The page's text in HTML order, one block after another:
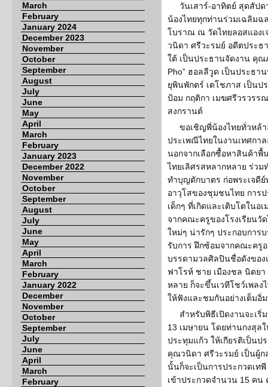
March
February
January 2024
December 2023
November
October
September
August
July
June
May
April
March
February
January 2023
December 2022
November
October
September
August
July
June
May
April
March
February
January 2022
December
November
October
September
July
June
April
March
February
วันเสาร์-อาทิตย์ สุดสัป
น้องไทยทุกท่านร่วมเฉลิมฉ
โบราณ ณ วัดไทยลอสแอง
วนิดา ศรีวะรมย์ อดีตประ
ใต้ เป็นประธานจัดงาน คุณ
Pho” ฮอลลีวูด เป็นประธา
ยุพินพักตร์ เตโชภาส เป็นป
ป้อม กฤติกา เมฆศรีวรวรร
สงกรานต์
ขอเชิญพี่น้องไทยทั่วหล้
ประเพณีไทยในงานเทศกา
นอกจากเลือกซื้อหาสินค้าพื้
ไทยเลิศรสหลากหลาย ร่ว
ทำบุญตักบาตร ก่อพระเจดี
อาวุโสของชุมชนไทย การ
เด็กๆ ที่เกิดและเติบโตในอ
จากคณะครูของโรงเรียนวั
ใหม่ๆ น่ารักๆ ประกอบการ
รับการ ฝึกซ้อมจากคณะครู
บรรดามวลศิลปินชื่อดังของ
ฟาโรห์ ชาย เมืองชล นิตย
หลาย ก็จะขึ้นเวทีโชว์เพลง
ให้ฟังและชมกันอย่างเต็มอิ่
สำหรับพิธีเปิดงานจะเริ่
13 เมษายน โดยท่านกงสุ
ประทุมแก้ว ให้เกียรติเป็นป
คุณวนิดา ศรีวะรมย์ เป็นผู้ก
นั้นก็จะเป็นการประกวดเท
เข้าประกวดจำนวน 15 คน